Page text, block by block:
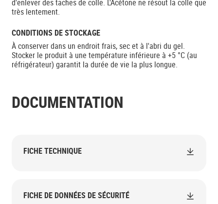
d'enlever des taches de colle. L'Acétone ne résout la colle que
très lentement.
CONDITIONS DE STOCKAGE
À conserver dans un endroit frais, sec et à l'abri du gel.
Stocker le produit à une température inférieure à +5 °C (au
réfrigérateur) garantit la durée de vie la plus longue.
DOCUMENTATION
FICHE TECHNIQUE
FICHE DE DONNÉES DE SÉCURITÉ